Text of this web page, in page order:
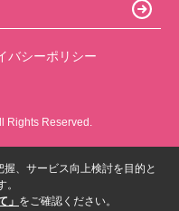
バシーポリシー
Rights Reserved.
、サービス向上検討を目的と
」 をご確認ください。